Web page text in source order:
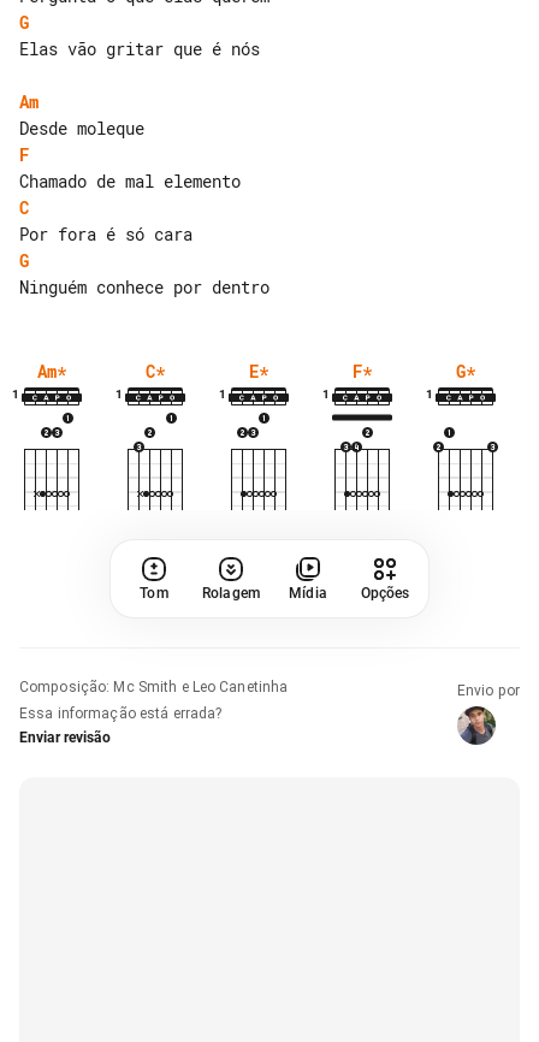
G
Elas vão gritar que é nós
Am
F
C
G
Am*
1
C*
1
E*
1
F*
1
G*
1
Tom Rolagem Mídia Opções
Composição: Mc Smith e Leo Canetinha
Essa informação está errada?
Enviar revisão
Envio por